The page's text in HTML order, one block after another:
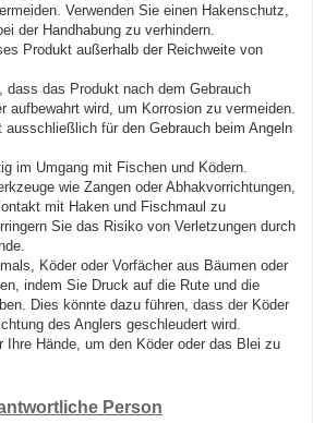
Verwenden Sie einen Hakenschutz,
der Handhabung zu verhindern.
Produkt außerhalb der Reichweite von
dass das Produkt nach dem Gebrauch
aufbewahrt wird, um Korrosion zu vermeiden.
ausschließlich für den Gebrauch beim Angeln
im Umgang mit Fischen und Ködern.
wie Zangen oder Abhakvorrichtungen,
mit Haken und Fischmaul zu
Sie das Risiko von Verletzungen durch
Köder oder Vorfächer aus Bäumen oder
indem Sie Druck auf die Rute und die
Dies könnte dazu führen, dass der Köder
des Anglers geschleudert wird.
Ihre Hände, um den Köder oder das Blei zu
Person